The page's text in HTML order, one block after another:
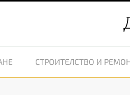
СТРОИТЕЛСТВО И